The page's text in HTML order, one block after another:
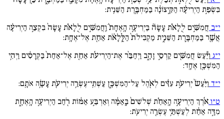
בִּשְׂפַ֣ת הַיְרִיעָ֔ה הַקִּ֣יצוֹנָ֔ה בַּמַּחְבֶּ֖רֶת הַשֵּׁנִֽית:
י״ב חֲמִשִּׁ֣ים לֻֽלָאֹ֗ת עָשָׂה֘ בַּיְרִיעָ֣ה הָֽאֶחָת֒ וַֽחֲמִשִּׁ֣ים לֻֽלָאֹ֗ת עָשָׂה֙ בִּקְצֵ֣ה הַיְרִיעָ֔ה
אֲשֶׁ֖ר בַּמַּחְבֶּ֣רֶת הַשֵּׁנִ֑ית מַקְבִּילֹת֙ הַלֻּ֣לָאֹ֔ת אַחַ֖ת אֶל־אֶחָֽת:
י״ג וַיַּ֕עַשׂ חֲמִשִּׁ֖ים קַרְסֵ֣י זָהָ֑ב וַיְחַבֵּ֨ר אֶת־הַיְרִיעֹ֜ת אַחַ֤ת אֶל־אַחַת֙ בַּקְּרָסִ֔ים וַיְהִ֥י
הַמִּשְׁכָּ֖ן אֶחָֽד:
י״ד וַיַּ֨עַשׂ֙ יְרִיעֹ֣ת עִזִּ֔ים לְאֹ֖הֶל עַל־הַמִּשְׁכָּ֑ן עַשְׁתֵּֽי־עֶשְׂרֵ֥ה יְרִיעֹ֖ת עָשָׂ֥ה אֹתָֽם:
ט״ו אֹ֜רֶךְ הַיְרִיעָ֣ה הָֽאַחַ֗ת שְׁלשִׁים֙ בָּֽאַמָּ֔ה וְאַרְבַּ֣ע אַמּ֔וֹת רֹ֖חַב הַיְרִיעָ֣ה הָֽאֶחָ֑ת
מִדָּ֣ה אַחַ֔ת לְעַשְׁתֵּ֥י עֶשְׂרֵ֖ה יְרִיעֹֽת: